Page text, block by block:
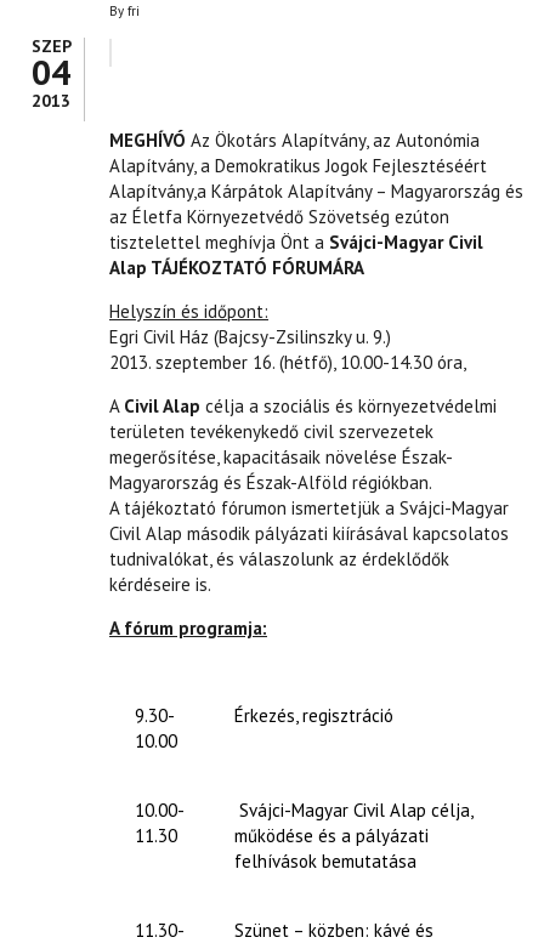
SZEP
04
2013
By fri
MEGHÍVÓ Az Ökotárs Alapítvány, az Autonómia
Alapítvány, a Demokratikus Jogok Fejlesztéséért
Alapítvány,a Kárpátok Alapítvány – Magyarország és
az Életfa Környezetvédő Szövetség ezúton
tisztelettel meghívja Önt a Svájci-Magyar Civil
Alap TÁJÉKOZTATÓ FÓRUMÁRA
Helyszín és időpont:
Egri Civil Ház (Bajcsy-Zsilinszky u. 9.)
2013. szeptember 16. (hétfő), 10.00-14.30 óra,
A Civil Alap célja a szociális és környezetvédelmi
területen tevékenykedő civil szervezetek
megerősítése, kapacitásaik növelése Észak-
Magyarország és Észak-Alföld régiókban.
A tájékoztató fórumon ismertetjük a Svájci-Magyar
Civil Alap második pályázati kiírásával kapcsolatos
tudnivalókat, és válaszolunk az érdeklődők
kérdéseire is.
A fórum programja:
9.30-
10.00
Érkezés, regisztráció
10.00-
11.30
Svájci-Magyar Civil Alap célja,
működése és a pályázati
felhívások bemutatása
11.30-
Szünet – közben: kávé és